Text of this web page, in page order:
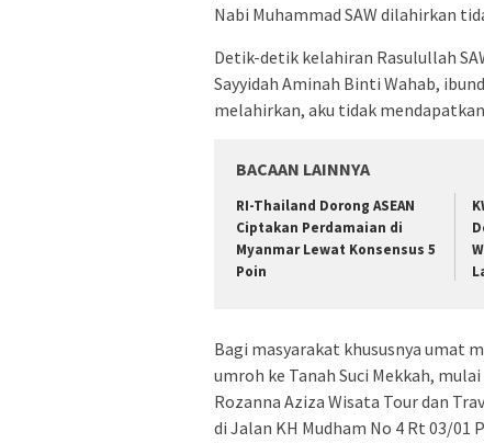
Nabi Muhammad SAW dilahirkan
Detik-detik kelahiran Rasulullah
Sayyidah Aminah Binti Wahab,
melahirkan, aku tidak
BACAAN LAINNYA
RI-Thailand Dorong ASEAN
Ciptakan Perdamaian di
Myanmar Lewat Konsensus 5
Poin
Bagi masyarakat khususnya umat
umroh ke Tanah Suci Mekkah,
Rozanna Aziza Wisata Tour dan
di Jalan KH Mudham No 4 Rt 03/